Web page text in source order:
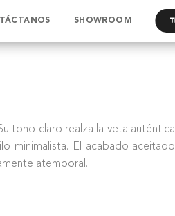
SHOWROOM
tono claro realza la veta auténtica
minimalista. El acabado aceitado
atemporal.